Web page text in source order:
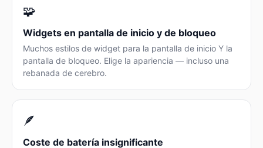
🧩
Widgets en pantalla de inicio y de bloqueo
Muchos estilos de widget para la pantalla de inicio Y la
pantalla de bloqueo. Elige la apariencia — incluso una
rebanada de cerebro.
🪶
Coste de batería insignificante